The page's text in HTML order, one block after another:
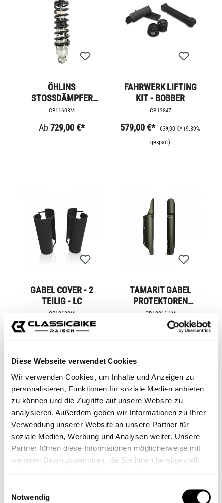
Diese Webseite verwendet Cookies
Wir verwenden Cookies, um Inhalte und Anzeigen zu
personalisieren, Funktionen für soziale Medien anbieten
zu können und die Zugriffe auf unsere Website zu
analysieren. Außerdem geben wir Informationen zu Ihrer
Verwendung unserer Website an unsere Partner für
soziale Medien, Werbung und Analysen weiter. Unsere
Partner führen diese Informationen möglicherweise mit
weiteren Daten zusammen, die Sie ihnen bereitgestellt
Notwendig
ÖHLINS
STOSSDÄMPFER
BOBBER /
CB11603M
Ab 729,00 €*
FAHRWERK LIFTING
KIT - BOBBER
CB12847
579,00 €* 639,00 €* (9.39%
gespart)
GABEL COVER - 2
TEILIG - LC
CB12680M
Ab119,90 €*
TAMARIT GABEL
PROTEKTOREN
SCRAMBLER 1200
CB12216.1M
80,00 €*
HRUXTON 1200 R / R